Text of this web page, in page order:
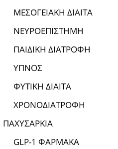
ΜΕΣΟΓΕΙΑΚΗ ΔΙΑΙΤΑ
ΝΕΥΡΟΕΠΙΣΤΗΜΗ
ΠΑΙΔΙΚΗ ΔΙΑΤΡΟΦΗ
ΥΠΝΟΣ
ΦΥΤΙΚΗ ΔΙΑΙΤΑ
ΧΡΟΝΟΔΙΑΤΡΟΦΗ
ΠΑΧΥΣΑΡΚΙΑ
GLP-1 ΦΑΡΜΑΚΑ